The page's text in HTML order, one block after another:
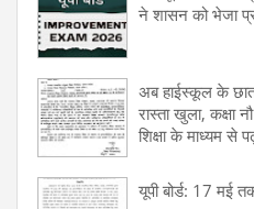
ने शासन को भेजा
अब हाईस्कूल के
रास्ता खुला, कक्षा
शिक्षा के माध्यम से
यूपी बोर्ड: 17